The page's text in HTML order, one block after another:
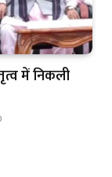
में निकली